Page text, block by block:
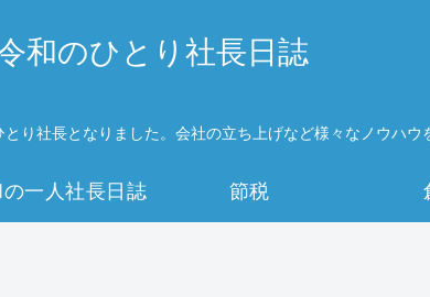
和のひとり社長日誌
り社長となりました。会社の立ち上げなど様々なノウハウ
一人社長日誌 節税